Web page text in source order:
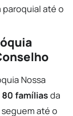
paroquial até o
Nossa
80 famílias da
até o